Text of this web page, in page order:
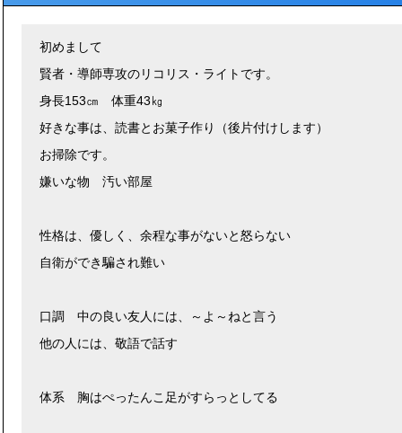
初めまして
賢者・導師専攻のリコリス・ライトです。
身長153㎝ 体重43㎏
好きな事は、読書とお菓子作り（後片付けします）
お掃除です。
嫌いな物 汚い部屋
性格は、優しく、余程な事がないと怒らない
自衛ができ騙され難い
口調 中の良い友人には、～よ～ねと言う
他の人には、敬語で話す
体系 胸はぺったんこ足がすらっとしてる